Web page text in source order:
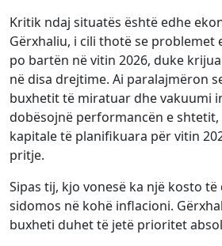
Kritik ndaj situatës është edhe
Gërxhaliu, i cili thotë se problemet
po bartën në vitin 2026, duke
në disa drejtime. Ai paralajmëron
buxhetit të miratuar dhe vakuumi
dobësojnë performancën e
kapitale të planifikuara për vitin
pritje.
Sipas tij, kjo vonesë ka një kosto
sidomos në kohë inflacioni.
buxheti duhet të jetë prioritet